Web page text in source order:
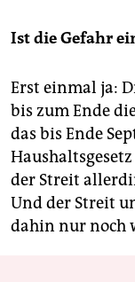
Ist die Gefahr
Erst einmal ja:
bis zum Ende
das bis Ende
der Streit
Und der Streit
dahin nur noch